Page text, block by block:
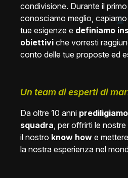
condivisione. Durante il
conosciamo meglio,
tue esigenze e definiamo
obiettivi che vorresti
conto delle tue proposte ed
Un team di esperti di
Da oltre 10 anni
squadra, per offrirti le nostre
il nostro know how e
la nostra esperienza nel